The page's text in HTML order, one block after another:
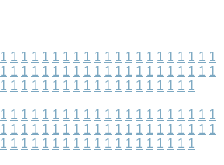
1 1 1 1 1 1 1 1 1 1 1 1 1 1 1 1 1 1 1 1 1
1 1 1 1 1 1 1 1 1 1 1 1 1 1 1 1 1 1 1 1 1
1 1 1 1 1 1 1 1 1 1 1 1 1 1 1 1 1 1 1
1 1 1 1 1 1 1 1 1 1 1 1 1 1 1 1 1 1 1 1 1
1 1 1 1 1 1 1 1 1 1 1 1 1 1 1 1 1 1 1 1 1
1 1 1 1 1 1 1 1 1 1 1 1 1 1 1 1 1 1 1